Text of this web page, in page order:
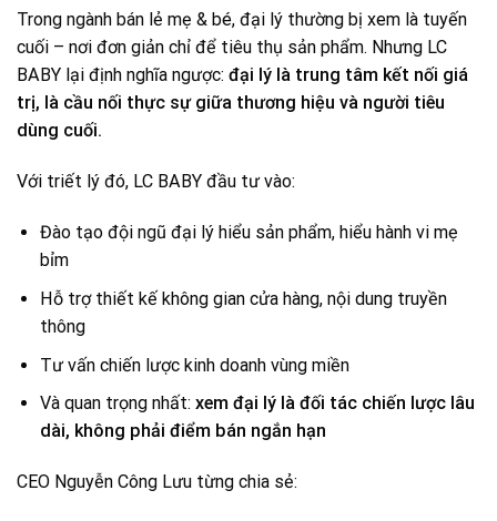
Trong ngành bán lẻ mẹ & bé, đại lý thường bị xem là tuyến
cuối – nơi đơn giản chỉ để tiêu thụ sản phẩm. Nhưng LC
BABY lại định nghĩa ngược: đại lý là trung tâm kết nối giá
trị, là cầu nối thực sự giữa thương hiệu và người tiêu
dùng cuối.
Với triết lý đó, LC BABY đầu tư vào:
Đào tạo đội ngũ đại lý hiểu sản phẩm, hiểu hành vi mẹ
bỉm
Hỗ trợ thiết kế không gian cửa hàng, nội dung truyền
thông
Tư vấn chiến lược kinh doanh vùng miền
Và quan trọng nhất: xem đại lý là đối tác chiến lược lâu
dài, không phải điểm bán ngắn hạn
CEO Nguyễn Công Lưu từng chia sẻ: